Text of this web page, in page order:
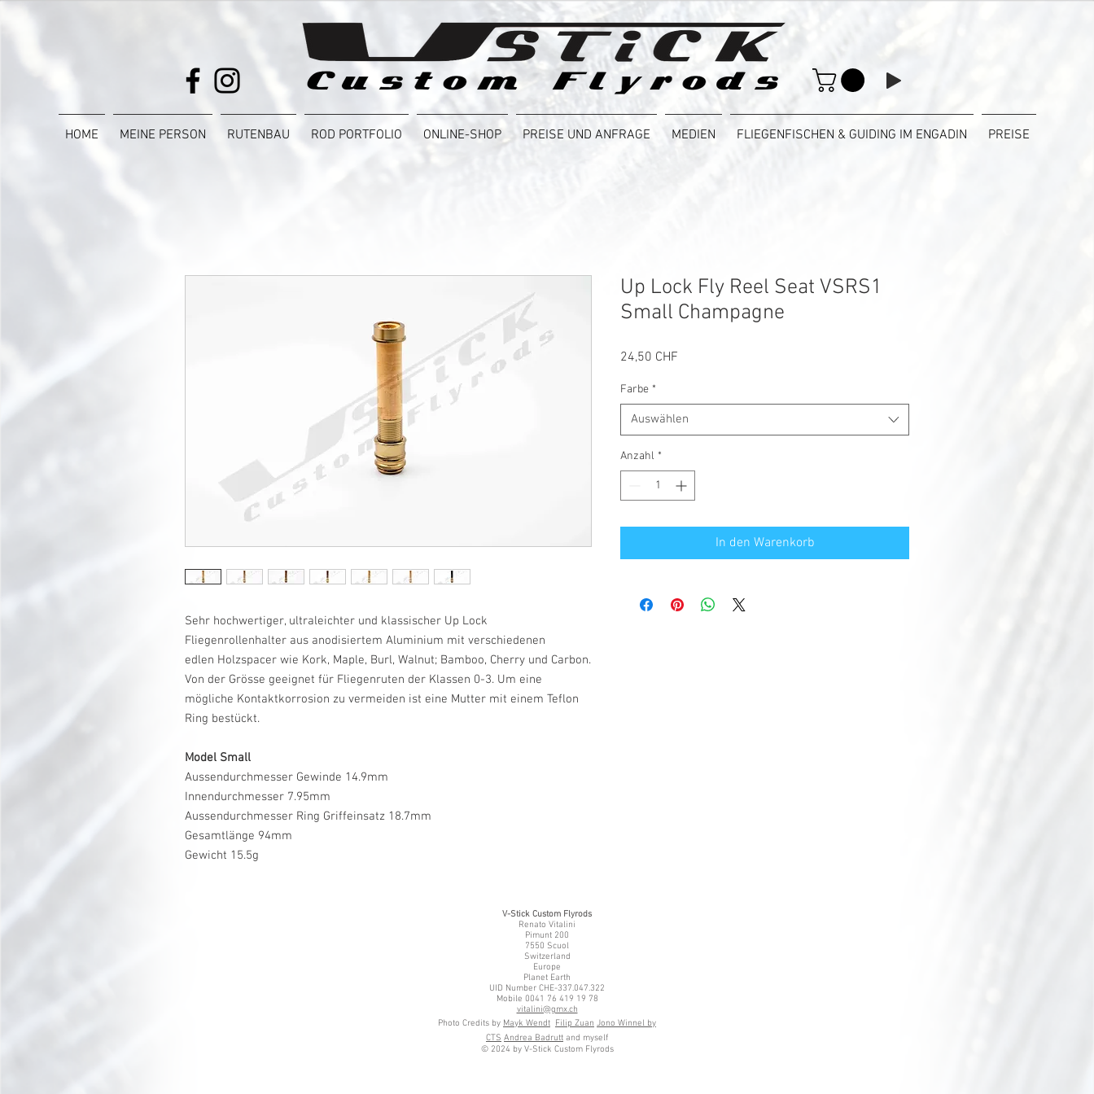
HOME MEINE PERSON RUTENBAU ROD PORTFOLIO ONLINE-SHOP PREISE UND ANFRAGE MEDIEN FLIEGENFISCHEN & GUIDING IM ENGADIN PREISE
Sehr hochwertiger, ultraleichter und klassischer Up Lock
Fliegenrollenhalter aus anodisiertem Aluminium mit verschiedenen
edlen Holzspacer wie Kork, Maple, Burl, Walnut; Bamboo, Cherry und Carbon.
Von der Grösse geeignet für Fliegenruten der Klassen 0-3. Um eine
mögliche Kontaktkorrosion zu vermeiden ist eine Mutter mit einem Teflon
Ring bestückt.
Model Small
Aussendurchmesser Gewinde 14.9mm
Innendurchmesser 7.95mm
Aussendurchmesser Ring Griffeinsatz 18.7mm
Gesamtlänge 94mm
Gewicht 15.5g
Up Lock Fly Reel Seat VSRS1
Small Champagne
24,50 CHF
Farbe *
Auswählen
Anzahl *
In den Warenkorb
V-Stick Custom Flyrods
Renato Vitalini
Pimunt 200
7550 Scuol
Switzerland
Europe
Planet Earth
UID Number CHE-337.047.322
Mobile 0041 76 419 19 78
vitalini@gmx.ch
Photo Credits by Mayk Wendt Filip Zuan Jono Winnel by
CTS Andrea Badrutt and myself
© 2024 by V-Stick Custom Flyrods